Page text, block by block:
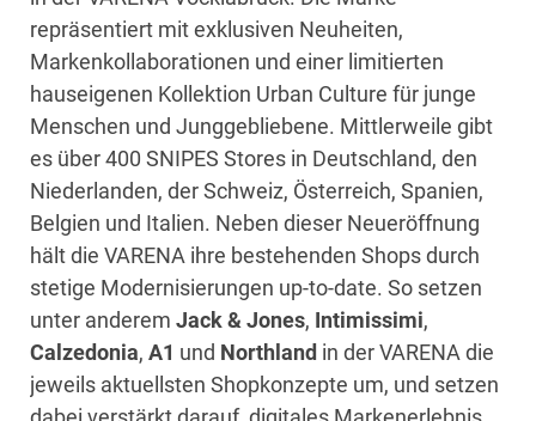
repräsentiert mit exklusiven Neuheiten,
Markenkollaborationen und einer limitierten
hauseigenen Kollektion Urban Culture für junge
Menschen und Junggebliebene. Mittlerweile gibt
es über 400 SNIPES Stores in Deutschland, den
Niederlanden, der Schweiz, Österreich, Spanien,
Belgien und Italien. Neben dieser Neueröffnung
hält die VARENA ihre bestehenden Shops durch
stetige Modernisierungen up-to-date. So setzen
unter anderem Jack & Jones, Intimissimi,
Calzedonia, A1 und Northland in der VARENA die
jeweils aktuellsten Shopkonzepte um, und setzen